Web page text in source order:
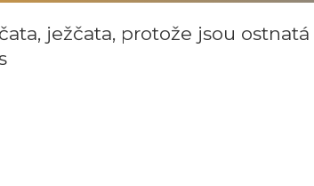
ježčata, protože jsou ostnatá